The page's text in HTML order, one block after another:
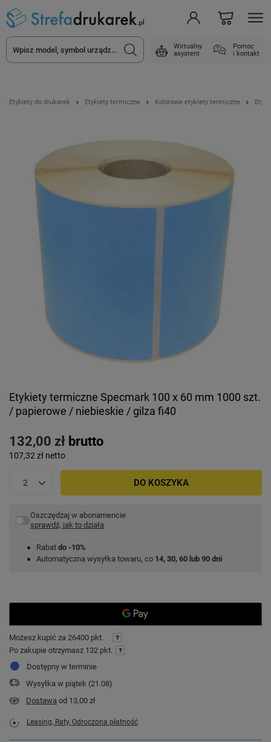
Wirtualny
asystent
Pomoc
i kontakt
Etykiety do drukarek Etykiety termiczne Kolorowe etykiety termiczne
Etykiety termiczne Specmark 100 x 60 mm 1000 szt.
/ papierowe / niebieskie / gilza fi40
132,00 zł brutto
107,32 zł netto
DO KOSZYKA
Oszczędzaj w abonamencie
sprawdź, jak to działa
Rabat do -10%
Automatyczna wysyłka towaru, co 14, 30, 60 lub 90 dni
Możesz kupić za 26400 pkt.
Po zakupie otrzymasz 132 pkt.
Dostępny w terminie
Wysyłka w piątek (21.08)
Dostawa od 13,00 zł
Leasing, Raty, Odroczona płatność